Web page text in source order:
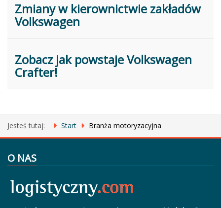
Zmiany w kierownictwie zakładów
Volkswagen
Zobacz jak powstaje Volkswagen
Crafter!
Jesteś tutaj: Start Branża motoryzacyjna
O NAS